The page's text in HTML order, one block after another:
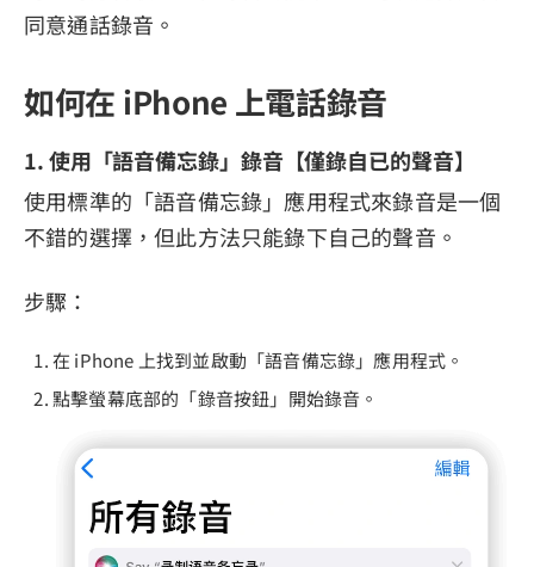
同意通話錄音。
如何在 iPhone 上電話錄音
1. 使用「語音備忘錄」錄音【僅錄自已的聲音】
使用標準的「語音備忘錄」應用程式來錄音是一個
不錯的選擇，但此方法只能錄下自己的聲音。
步驟：
在 iPhone 上找到並啟動「語音備忘錄」應用程式。
點擊螢幕底部的「錄音按鈕」開始錄音。